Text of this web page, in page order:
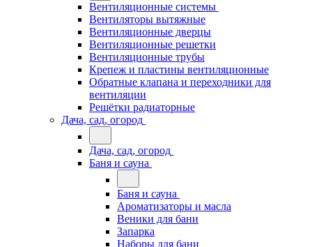
Вентиляционные системы
Вентиляторы вытяжные
Вентиляционные дверцы
Вентиляционные решетки
Вентиляционные трубы
Крепеж и пластины вентиляционные
Обратные клапана и переходники для
вентиляции
Решётки радиаторные
Дача, сад, огород
Дача, сад, огород
Баня и сауна
Баня и сауна
Ароматизаторы и масла
Веники для бани
Запарка
Наборы для бани